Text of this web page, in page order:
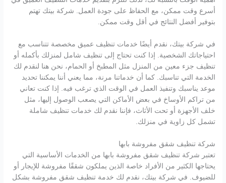
أسرع وقت ممكن، مع الحفاظ على جودة العمل. شركة بيتك تهتم
بتوفير أفضل النتائج في أقل وقت ممكن.
في شركة بيتك، نقدم أيضًا خدمات تنظيف عميق مخصصة تتناسب مع
احتياجاتك الشخصية. إذا كنت تحتاج إلى تنظيف شامل لمنزلك بأكمله أو
تنظيف جزء معين من المنزل مثل المطبخ أو الحمام، نحن هنا لنقدم لك
الخدمة التي تناسبك. كما أن خدماتنا مرنة، مما يعني أننا يمكننا تحديد
موعد يناسبك وتنفيذ العمل في الوقت الذي ترغب فيه. إذا كنت تعاني
من تراكم الأوساخ في بعض الأماكن التي يصعب الوصول إليها، مثل
خلف الأجهزة أو تحت الأثاث، فإننا نقدم لك خدمات تنظيف شاملة
تشمل كل زاوية في منزلك.
شركة تنظيف شقق مفروشة بابها
تعتبر شركة تنظيف شقق مفروشة بابها من الخدمات الأساسية التي
يحتاجها الكثير من الأفراد خاصة الذين يملكون شققًا مفروشة للإيجار أو
للضيوف. في شركة بيتك، نقدم لك خدمة تنظيف شقق مفروشة بشكل